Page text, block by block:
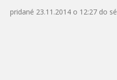
pridané 23.11.2014 o 12:27 do